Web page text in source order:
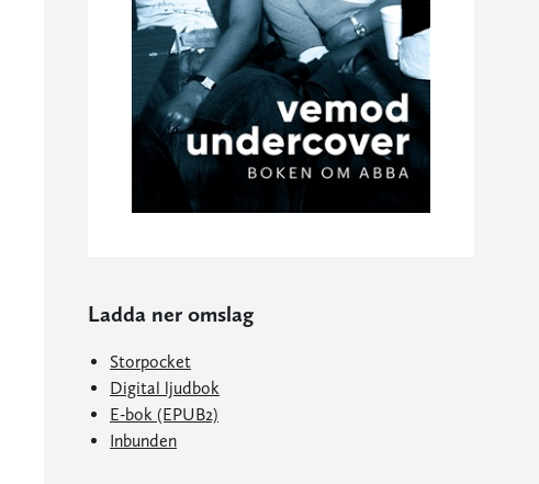
Ladda ner omslag
Storpocket
Digital ljudbok
E-bok (EPUB2)
Inbunden